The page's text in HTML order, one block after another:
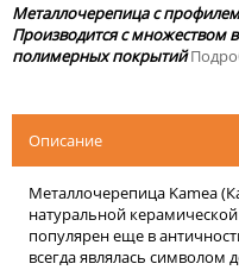
Металлочерепица с
Производится с множеством
полимерных покрытий
Описание
Металлочерепица Kamea
натуральной
популярен еще в
всегда являлась символом